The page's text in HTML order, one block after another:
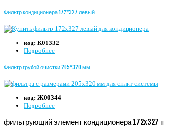
Фильтр кондиционера 172*327 левый
код: К01332
Подробнее
Фильтр грубой очистки 205*320 мм
код: Ж00344
Подробнее
фильтрующий элемент кондиционера 172x327 п